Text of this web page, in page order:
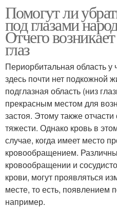
Помогут ли
под глазами
Отчего
глаз
Периорбитальная область у
здесь почти нет подкожной
подглазная область (низ
прекрасным местом для
застоя. Этому также отчасти
тяжести. Однако кровь в
случае, когда имеет место
кровообращением.
кровообращении и
крови, могут проявляться
месте, то есть, появлением
например.